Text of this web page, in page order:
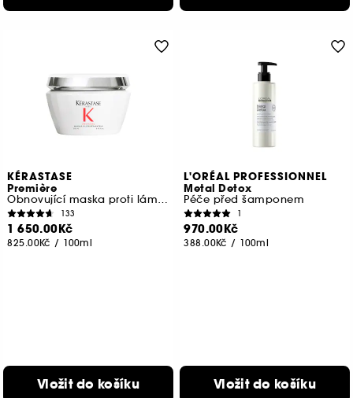
KÉRASTASE
Première
Obnovující maska proti lámavosti vlasů
133
1 650.00Kč
825.00Kč / 100ml
Vložit do košíku
L'ORÉAL PROFESSIONNEL
Metal Detox
Péče před šamponem
1
970.00Kč
388.00Kč / 100ml
Vložit do košíku